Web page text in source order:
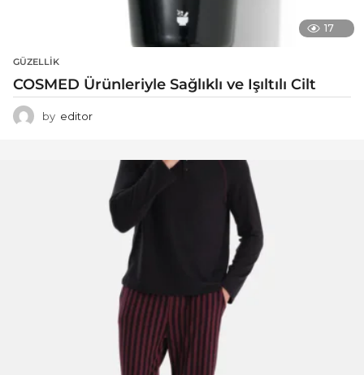
17
GÜZELLIK
COSMED Ürünleriyle Sağlıklı ve Işıltılı Cilt
by editor